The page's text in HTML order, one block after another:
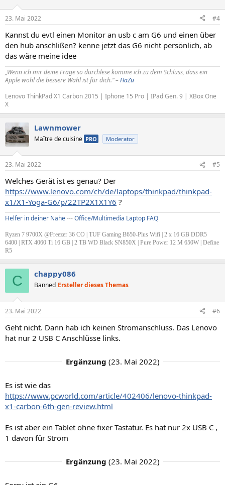
23. Mai 2022 #4
Kannst du evtl einen Monitor an usb c am G6 und einen über
den hub anschlißen? kenne jetzt das G6 nicht persönlich, ab
das wäre meine idee
„Wenn ich mir deine Frage so durchlese komme ich zu dem Schluss, dass ein
Apple wohl die bessere Wahl ist für dich.“ –HaZu
Lenovo ThinkPad X1 Carbon 2015 | Iphone 15 Pro | IPad Gen. 9 | XBox One
X
Lawnmower
Maître de cuisine PRO Moderator
23. Mai 2022 #5
Welches Gerät ist es genau? Der
https://www.lenovo.com/ch/de/laptops/thinkpad/thinkpad-
x1/X1-Yoga-G6/p/22TP2X1X1Y6 ?
Helfer in deiner Nähe---Office/Multimedia Laptop FAQ
Ryzen 7 9700X @Freezer 36 CO | TUF Gaming B650-Plus Wifi | 2 x 16 GB DDR5
6400 | RTX 4060 Ti 16 GB | 2 TB WD Black SN850X | Pure Power 12 M 650W | Define
R5
C chappy086
Banned Ersteller dieses Themas
23. Mai 2022 #6
Geht nicht. Dann hab ich keinen Stromanschluss. Das Lenovo
hat nur 2 USB C Anschlüsse links.
Ergänzung (23. Mai 2022)
Es ist wie das
https://www.pcworld.com/article/402406/lenovo-thinkpad-
x1-carbon-6th-gen-review.html
Es ist aber ein Tablet ohne fixer Tastatur. Es hat nur 2x USB C ,
1 davon für Strom
Ergänzung (23. Mai 2022)